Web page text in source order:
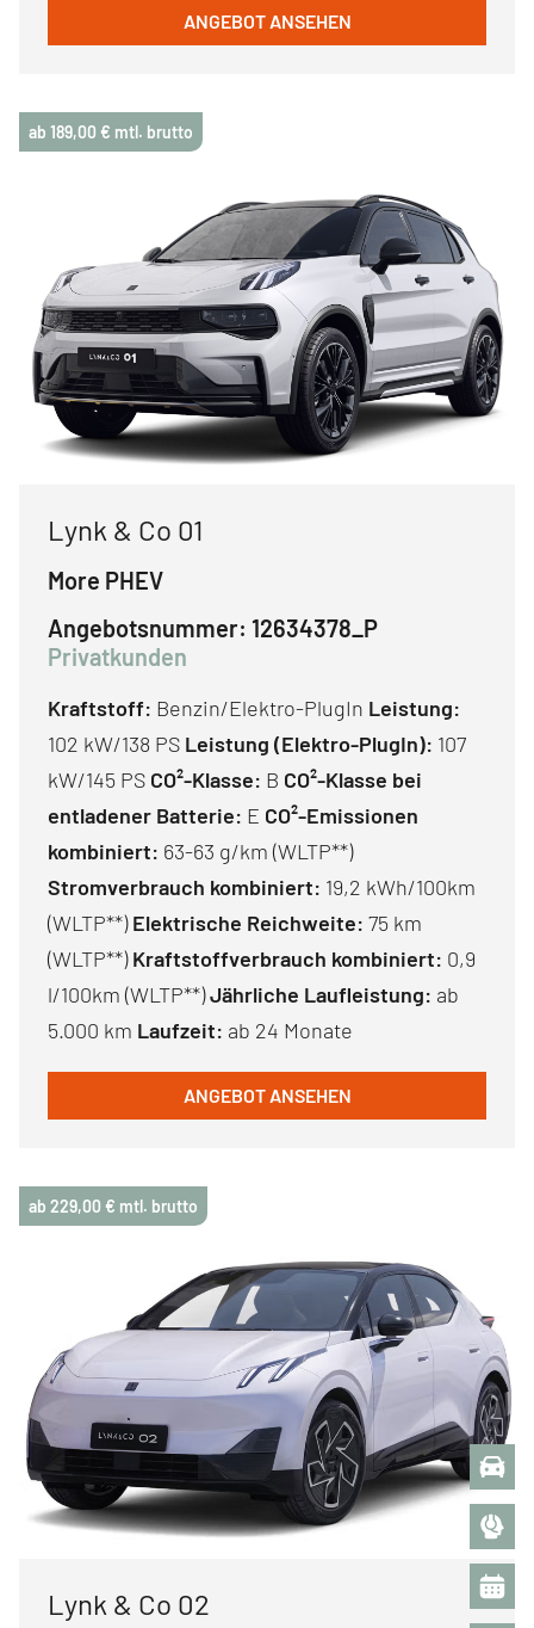
ANGEBOT ANSEHEN
ab 189,00 € mtl. brutto
Lynk & Co 01
More PHEV
Angebotsnummer: 12634378_P
Privatkunden
Kraftstoff: Benzin/Elektro-PlugIn Leistung:
102 kW/138 PS Leistung (Elektro-PlugIn): 107
kW/145 PS CO²-Klasse: B CO²-Klasse bei
entladener Batterie: E CO²-Emissionen
kombiniert: 63-63 g/km (WLTP**)
Stromverbrauch kombiniert: 19,2 kWh/100km
(WLTP**)Elektrische Reichweite: 75 km
(WLTP**)Kraftstoffverbrauch kombiniert: 0,9
l/100km (WLTP**)Jährliche Laufleistung: ab
5.000 km Laufzeit: ab 24 Monate
ANGEBOT ANSEHEN
ab 229,00 € mtl. brutto
Lynk & Co 02